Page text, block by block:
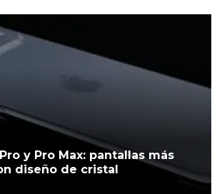
y Pro Max: pantallas más
diseño de cristal